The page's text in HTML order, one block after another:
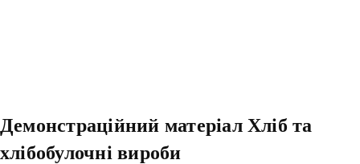
Демонстраційний матеріал Хліб та
хлібобулочні вироби